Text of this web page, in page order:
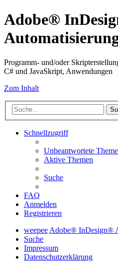
Adobe®
Programm- und/oder
C# und JavaSkript, Anwendungen
Zum Inhalt
Schnellzugriff
Unbeantwortete
Aktive Themen
Suche
FAQ
Anmelden
Registrieren
weepeeAdobe® InDesign®
Suche
Impressum
Datenschutzerklärung